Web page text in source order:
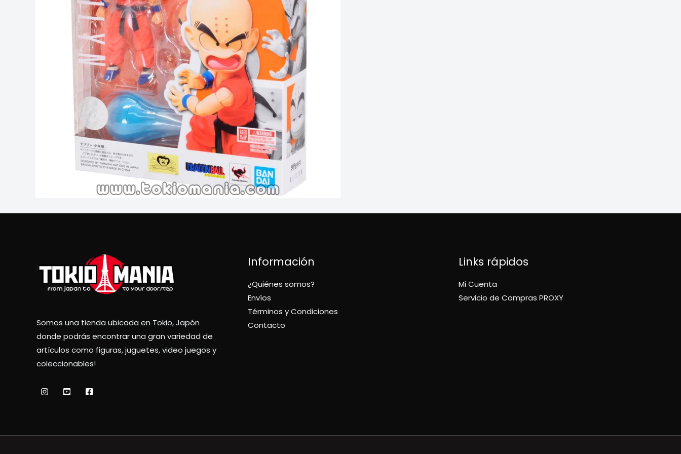
Somos una tienda ubicada en Tokio, Japón
donde podrás encontrar una gran variedad de
artículos como figuras, juguetes, video juegos y
coleccionables!
Información
¿Quiénes somos?
Envíos
Términos y Condiciones
Contacto
Links rápidos
Mi Cuenta
Servicio de Compras PROXY